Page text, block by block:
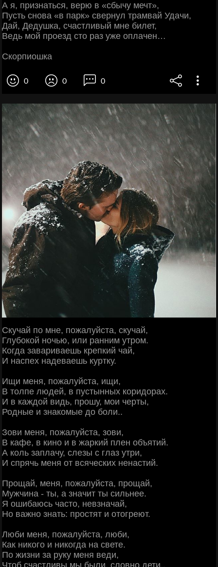
А я, признаться, верю в «сбычу мечт»,
Пусть снова «в парк» свернул трамвай Удачи,
Дай, Дедушка, счастливый мне билет,
Ведь мой проезд сто раз уже оплачен…
Скорпиошка
0 0 0
Скучай по мне, пожалуйста, скучай,
Глубокой ночью, или ранним утром.
Когда завариваешь крепкий чай,
И наспех надеваешь куртку.
Ищи меня, пожалуйста, ищи,
В толпе людей, в пустынных коридорах.
И в каждой видь, прошу, мои черты,
Родные и знакомые до боли..
Зови меня, пожалуйста, зови,
В кафе, в кино и в жаркий плен объятий.
А коль заплачу, слезы с глаз утри,
И спрячь меня от всяческих ненастий.
Прощай, меня, пожалуйста, прощай,
Мужчина - ты, а значит ты сильнее.
Я ошибаюсь часто, невзначай,
Но важно знать: простят и отогреют.
Люби меня, пожалуйста, люби,
Как никого и никогда на свете.
По жизни за руку меня веди,
Чтоб счастливы мы были, словно дети..